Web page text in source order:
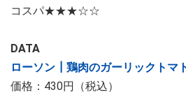
コスパ★★★☆☆
DATA
ローソン┃鶏肉のガーリックトマ
価格：430円（税込）